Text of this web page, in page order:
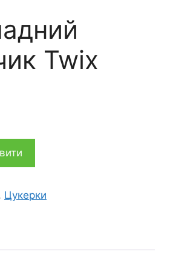
Twix
Цукерки